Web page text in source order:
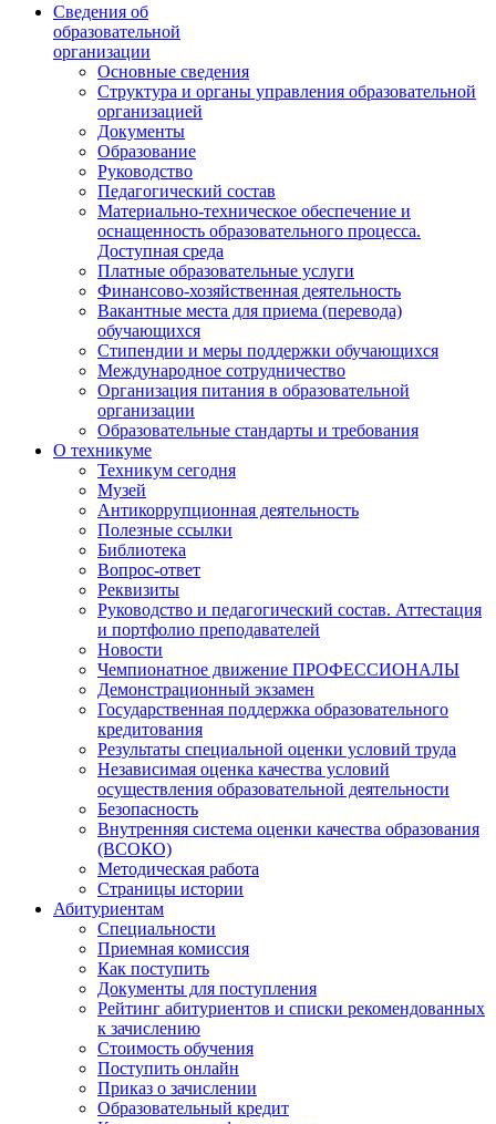
Сведения об
образовательной
организации
Основные сведения
Структура и органы управления образовательной
организацией
Документы
Образование
Руководство
Педагогический состав
Материально-техническое обеспечение и
оснащенность образовательного процесса.
Доступная среда
Платные образовательные услуги
Финансово-хозяйственная деятельность
Вакантные места для приема (перевода)
обучающихся
Стипендии и меры поддержки обучающихся
Международное сотрудничество
Организация питания в образовательной
организации
Образовательные стандарты и требования
О техникуме
Техникум сегодня
Музей
Антикоррупционная деятельность
Полезные ссылки
Библиотека
Вопрос-ответ
Реквизиты
Руководство и педагогический состав. Аттестация
и портфолио преподавателей
Новости
Чемпионатное движение ПРОФЕССИОНАЛЫ
Демонстрационный экзамен
Государственная поддержка образовательного
кредитования
Результаты специальной оценки условий труда
Независимая оценка качества условий
осуществления образовательной деятельности
Безопасность
Внутренняя система оценки качества образования
(ВСОКО)
Методическая работа
Страницы истории
Абитуриентам
Специальности
Приемная комиссия
Как поступить
Документы для поступления
Рейтинг абитуриентов и списки рекомендованных
к зачислению
Стоимость обучения
Поступить онлайн
Приказ о зачислении
Образовательный кредит